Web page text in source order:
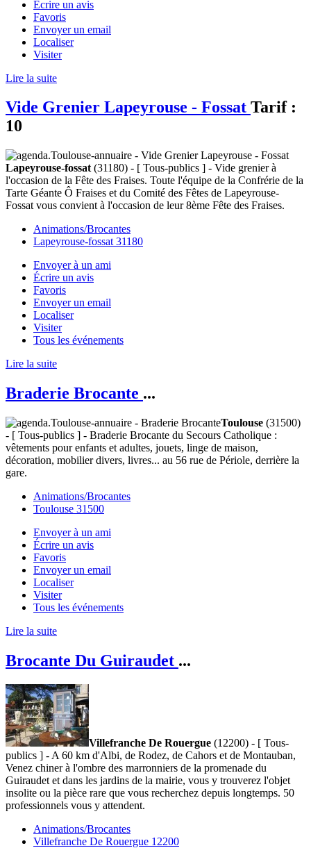
Écrire un avis
Favoris
Envoyer un email
Localiser
Visiter
Lire la suite
Vide Grenier Lapeyrouse - Fossat Tarif :
10
Lapeyrouse-fossat (31180) - [ Tous-publics ] - Vide grenier à
l'occasion de la Fête des Fraises. Toute l'équipe de la Confrérie de la
Tarte Géante Ô Fraises et du Comité des Fêtes de Lapeyrouse-
Fossat vous convient à l'occasion de leur 8ème Fête des Fraises.
Animations/Brocantes
Lapeyrouse-fossat 31180
Envoyer à un ami
Écrire un avis
Favoris
Envoyer un email
Localiser
Visiter
Tous les événements
Lire la suite
Braderie Brocante ...
Toulouse (31500)
- [ Tous-publics ] - Braderie Brocante du Secours Catholique :
vêtements pour enfants et adultes, jouets, linge de maison,
décoration, mobilier divers, livres... au 56 rue de Périole, derrière la
gare.
Animations/Brocantes
Toulouse 31500
Envoyer à un ami
Écrire un avis
Favoris
Envoyer un email
Localiser
Visiter
Tous les événements
Lire la suite
Brocante Du Guiraudet ...
Villefranche De Rouergue (12200) - [ Tous-
publics ] - A 60 km d'Albi, de Rodez, de Cahors et de Montauban,
Venez chiner à l'ombre des marronniers de la promenade du
Guiraudet et dans les jardins de la mairie, vous y trouverez l'objet
insolite ou la pièce rare que vous recherchez depuis longtemps. 50
professionnels vous y attendent.
Animations/Brocantes
Villefranche De Rouergue 12200